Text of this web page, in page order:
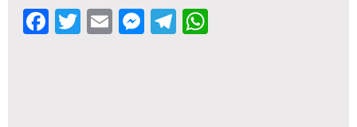
Facebook
Twitter
EmailMessenger
Telegram